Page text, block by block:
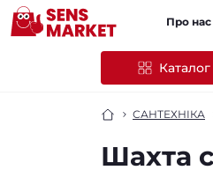
Про нас
Каталог
САНТЕХНІКА
Шахта